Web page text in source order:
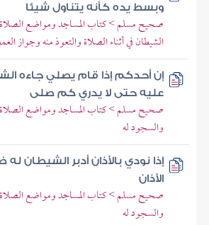
وبسط يده كأنه يتناول شيئا
صحيح مسلم > كتاب المساجد ومواضع
الشيطان في أثناء الصلاة والتعوذ منه وجواز
إن أحدكم إذا قام يصلي جاءه
عليه حتى لا يدري كم صلى
صحيح مسلم > كتاب المساجد ومواضع
والسجود له
إذا نودي بالأذان أدبر الشيطان
الأذان
صحيح مسلم > كتاب المساجد ومواضع
والسجود له